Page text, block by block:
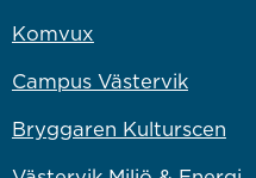
Komvux
Campus Västervik
Bryggaren Kulturscen